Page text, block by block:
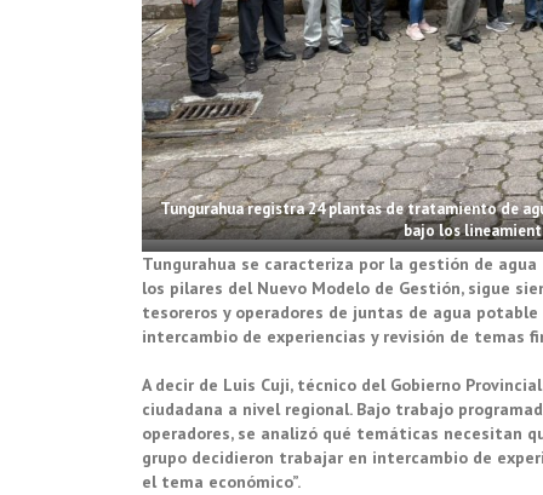
Tungurahua registra 24 plantas de tratamiento de
bajo los
Tungurahua se caracteriza por la gestión de
los pilares del Nuevo Modelo de Gestión, sigue
tesoreros y operadores de juntas de agua
intercambio de experiencias y revisión de temas
A decir de Luis Cuji, técnico del Gobierno
ciudadana a nivel regional. Bajo trabajo
operadores, se analizó qué temáticas necesitan
grupo decidieron trabajar en intercambio de
el tema económico”.